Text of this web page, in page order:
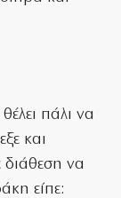
πάλι να
και
να
είπε: